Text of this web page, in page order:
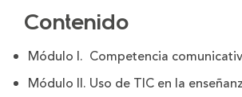
Contenido
Módulo I. Competencia
Módulo II. Uso de TIC en la